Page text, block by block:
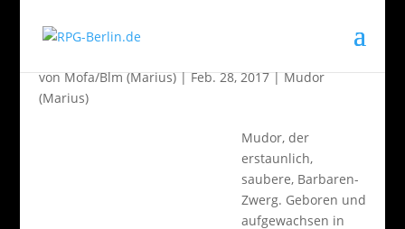
vonMofa/Blm (Marius)|Feb. 28, 2017|Mudor
(Marius)
Mudor, der
erstaunlich,
saubere, Barbaren-
Zwerg. Geboren und
aufgewachsen in